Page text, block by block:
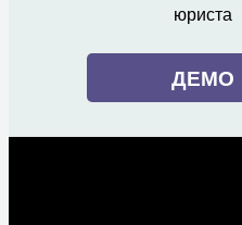
юриста
ДЕМО